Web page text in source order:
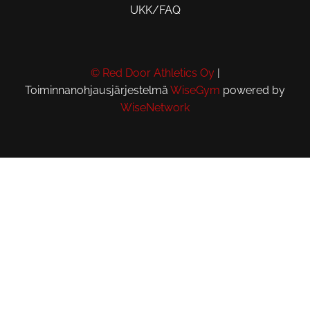
UKK/FAQ
© Red Door Athletics Oy|
Toiminnanohjausjärjestelmä WiseGym powered by
WiseNetwork